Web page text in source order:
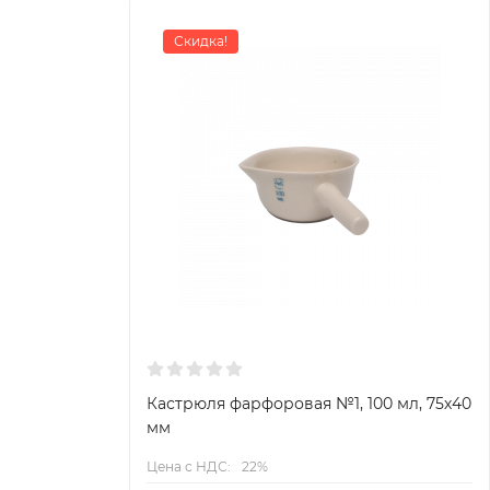
Скидка!
Кастрюля фарфоровая №1, 100 мл, 75х40
мм
Цена с НДС:
22%